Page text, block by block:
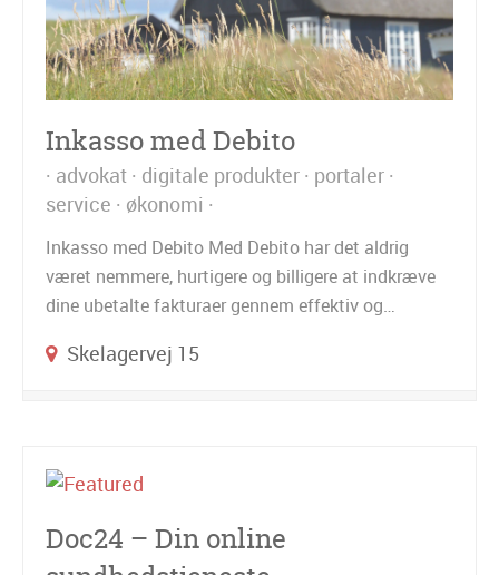
Inkasso med Debito
advokat digitale produkter portaler
service
økonomi
Inkasso med Debito Med Debito har det aldrig
været nemmere, hurtigere og billigere at indkræve
dine ubetalte fakturaer gennem effektiv og…
Skelagervej 15
Doc24 – Din online